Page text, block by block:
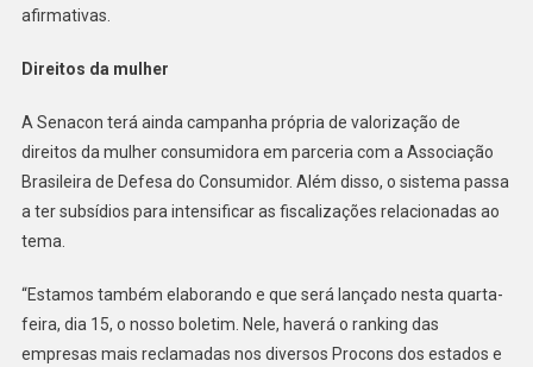
afirmativas.
Direitos da mulher
A Senacon terá ainda campanha própria de valorização de
direitos da mulher consumidora em parceria com a Associação
Brasileira de Defesa do Consumidor. Além disso, o sistema passa
a ter subsídios para intensificar as fiscalizações relacionadas ao
tema.
“Estamos também elaborando e que será lançado nesta quarta-
feira, dia 15, o nosso boletim. Nele, haverá o ranking das
empresas mais reclamadas nos diversos Procons dos estados e